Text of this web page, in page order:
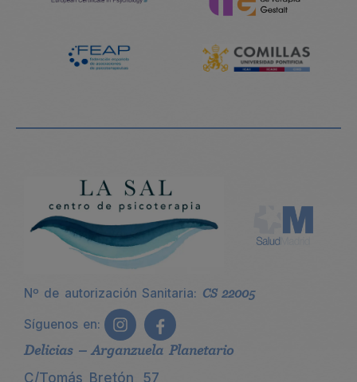
Nº de autorización Sanitaria: CS 22005
Síguenos en:
Delicias – Arganzuela Planetario
C/Tomás Bretón, 57